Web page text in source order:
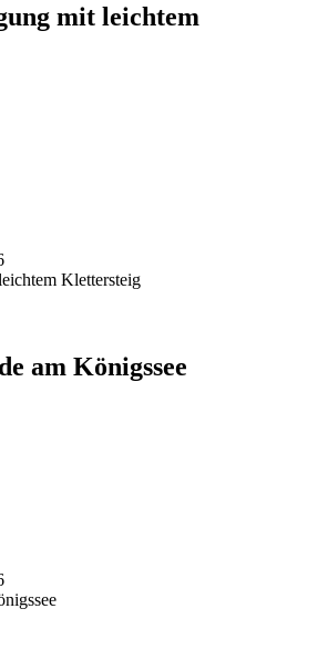
mit leichtem
Klettersteig
am Königssee